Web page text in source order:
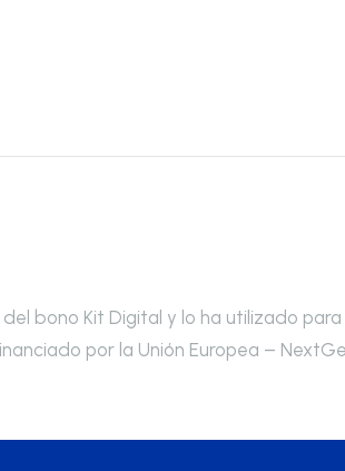
bono Kit Digital y lo ha utilizado
por la Unión Europea –